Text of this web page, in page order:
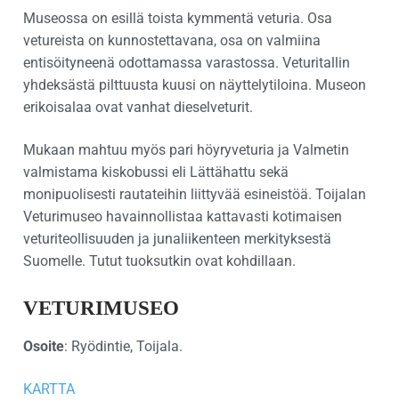
Museossa on esillä toista kymmentä veturia. Osa
vetureista on kunnostettavana, osa on valmiina
entisöityneenä odottamassa varastossa. Veturitallin
yhdeksästä pilttuusta kuusi on näyttelytiloina. Museon
erikoisalaa ovat vanhat dieselveturit.
Mukaan mahtuu myös pari höyryveturia ja Valmetin
valmistama kiskobussi eli Lättähattu sekä
monipuolisesti rautateihin liittyvää esineistöä. Toijalan
Veturimuseo havainnollistaa kattavasti kotimaisen
veturiteollisuuden ja junaliikenteen merkityksestä
Suomelle. Tutut tuoksutkin ovat kohdillaan.
VETURIMUSEO
Osoite: Ryödintie, Toijala.
KARTTA